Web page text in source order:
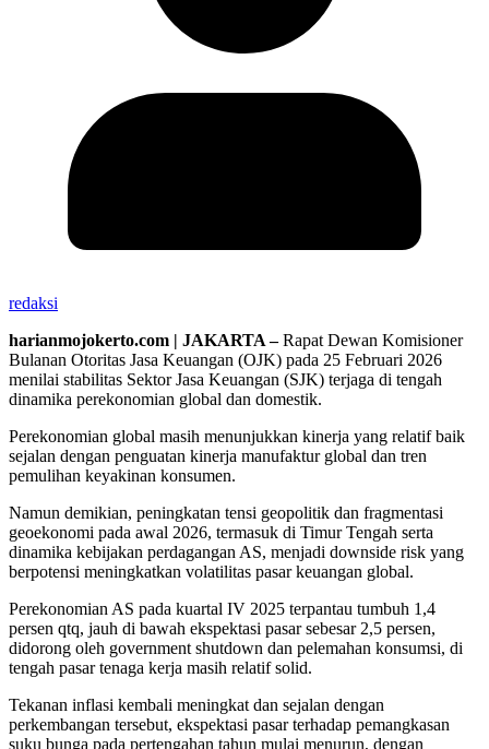
redaksi
harianmojokerto.com | JAKARTA –Rapat Dewan Komisioner
Bulanan Otoritas Jasa Keuangan (OJK) pada 25 Februari 2026
menilai stabilitas Sektor Jasa Keuangan (SJK) terjaga di tengah
dinamika perekonomian global dan domestik.
Perekonomian global masih menunjukkan kinerja yang relatif baik
sejalan dengan penguatan kinerja manufaktur global dan tren
pemulihan keyakinan konsumen.
Namun demikian, peningkatan tensi geopolitik dan fragmentasi
geoekonomi pada awal 2026, termasuk di Timur Tengah serta
dinamika kebijakan perdagangan AS, menjadi downside risk yang
berpotensi meningkatkan volatilitas pasar keuangan global.
Perekonomian AS pada kuartal IV 2025 terpantau tumbuh 1,4
persen qtq, jauh di bawah ekspektasi pasar sebesar 2,5 persen,
didorong oleh government shutdown dan pelemahan konsumsi, di
tengah pasar tenaga kerja masih relatif solid.
Tekanan inflasi kembali meningkat dan sejalan dengan
perkembangan tersebut, ekspektasi pasar terhadap pemangkasan
suku bunga pada pertengahan tahun mulai menurun, dengan